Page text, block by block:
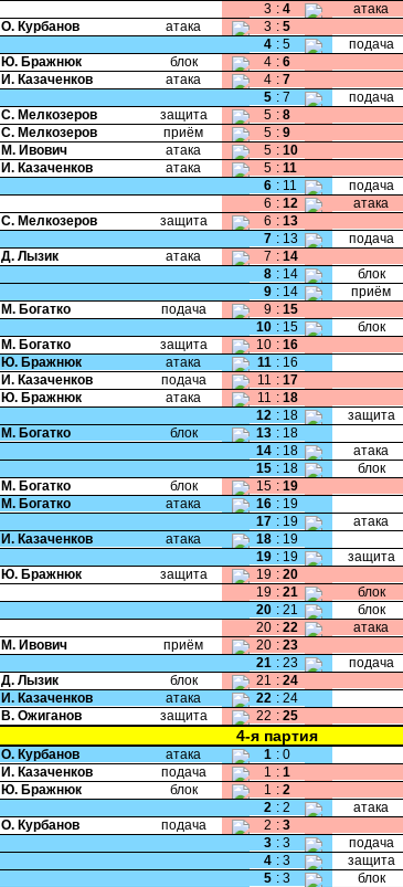
3 : 4 атака
О. Курбанов атака 3 : 5
4 : 5 подача
Ю. Бражнюк блок 4 : 6
И. Казаченков атака 4 : 7
5 : 7 подача
С. Мелкозеров защита 5 : 8
С. Мелкозеров приём 5 : 9
М. Ивович атака 5 : 10
И. Казаченков атака 5 : 11
6 : 11 подача
6 : 12 атака
С. Мелкозеров защита 6 : 13
7 : 13 подача
Д. Лызик атака 7 : 14
8 : 14 блок
9 : 14 приём
М. Богатко подача 9 : 15
10 : 15 блок
М. Богатко защита 10 : 16
Ю. Бражнюк атака 11 : 16
И. Казаченков подача 11 : 17
Ю. Бражнюк атака 11 : 18
12 : 18 защита
М. Богатко блок 13 : 18
14 : 18 атака
15 : 18 блок
М. Богатко блок 15 : 19
М. Богатко атака 16 : 19
17 : 19 атака
И. Казаченков атака 18 : 19
19 : 19 защита
Ю. Бражнюк защита 19 : 20
19 : 21 блок
20 : 21 блок
20 : 22 атака
М. Ивович приём 20 : 23
21 : 23 подача
Д. Лызик блок 21 : 24
И. Казаченков атака 22 : 24
В. Ожиганов защита 22 : 25
4-я партия
О. Курбанов атака 1 : 0
И. Казаченков подача 1 : 1
Ю. Бражнюк блок 1 : 2
2 : 2 атака
О. Курбанов подача 2 : 3
3 : 3 подача
4 : 3 защита
5 : 3 блок